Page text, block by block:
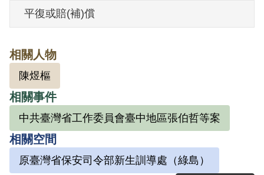
其家屬於1999年5月向補償基金會提出申
請，2000年10月經第1屆第7次臨時董事會
偵查中之自白及共同被告間互證，別無其
他積極佐證，因此難認其有參加叛亂組織
之行為，故認非有實據。
2018年10月經促轉會公告撤銷判決處分。
平復或賠(補)償
相關人物
陳煜樞
相關事件
中共臺灣省工作委員會臺中地區張伯哲等案
相關空間
原臺灣省保安司令部新生訓導處（綠島）